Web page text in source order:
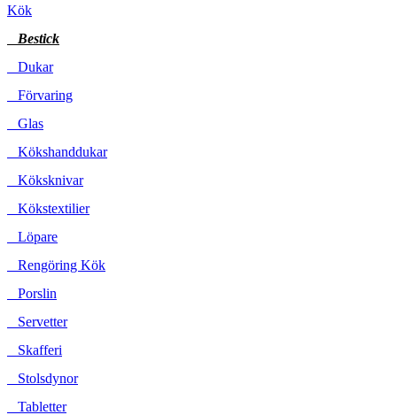
Kök
Bestick
Dukar
Förvaring
Glas
Kökshanddukar
Köksknivar
Kökstextilier
Löpare
Rengöring Kök
Porslin
Servetter
Skafferi
Stolsdynor
Tabletter